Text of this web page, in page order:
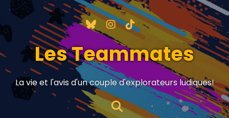
Les Teammates
La vie et l'avis d'un couple d'explorateurs ludiques!